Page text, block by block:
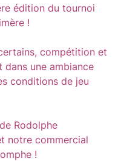
édition du tournoi
!
compétition et
dans une ambiance
conditions de jeu
Rodolphe
notre commercial
!